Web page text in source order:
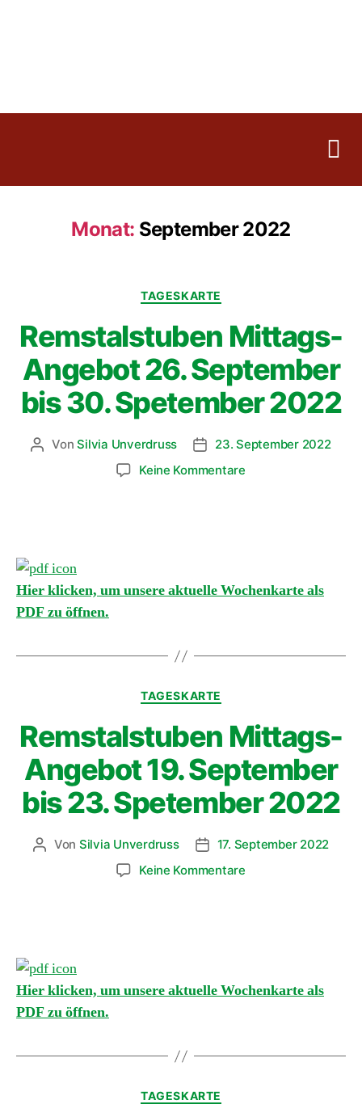
Monat: September 2022
TAGESKARTE
Remstalstuben Mittags-
Angebot 26. September
bis 30. Spetember 2022
VonSilvia Unverdruss
23. September 2022
Keine Kommentare
Hier klicken, um unsere aktuelle Wochenkarte als
PDF zu öffnen.
TAGESKARTE
Remstalstuben Mittags-
Angebot 19. September
bis 23. Spetember 2022
Von Silvia Unverdruss
17. September 2022
Keine Kommentare
Hier klicken, um unsere aktuelle Wochenkarte als
PDF zu öffnen.
TAGESKARTE